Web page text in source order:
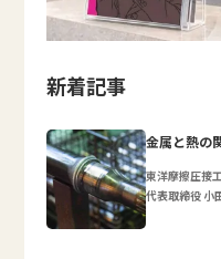
新着記事
金属と熱の
東洋摩擦圧接
代表取締役 小